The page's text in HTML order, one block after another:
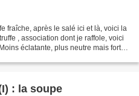
fraîche, après le salé ici et là, voici la
, association dont je raffole, voici
éclatante, plus neutre mais fort
: la soupe